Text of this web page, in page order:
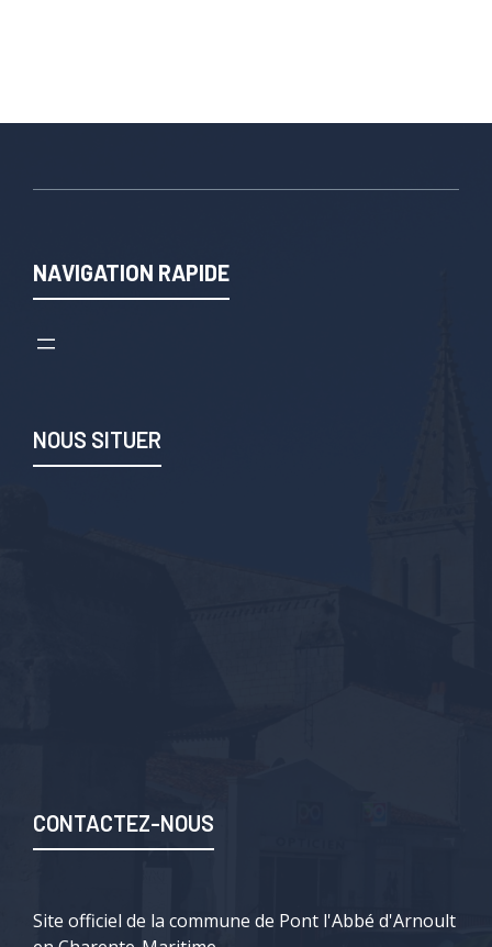
NAVIGATION RAPIDE
NOUS SITUER
CONTACTEZ-NOUS
Site officiel de la commune de Pont l'Abbé d'Arnoult